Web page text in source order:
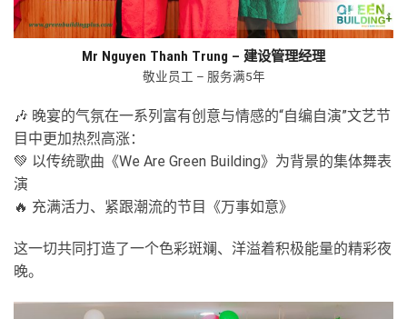
Mr Nguyen Thanh Trung – 建设管理经理
敬业员工 – 服务满5年
🎶 晚宴的气氛在一系列富有创意与情感的“自编自演”文艺节
目中更加热烈高涨：
💚 以传统歌曲《We Are Green Building》为背景的集体舞表
演
🔥 充满活力、紧跟潮流的节目《万事如意》
这一切共同打造了一个色彩斑斓、洋溢着积极能量的精彩夜
晚。